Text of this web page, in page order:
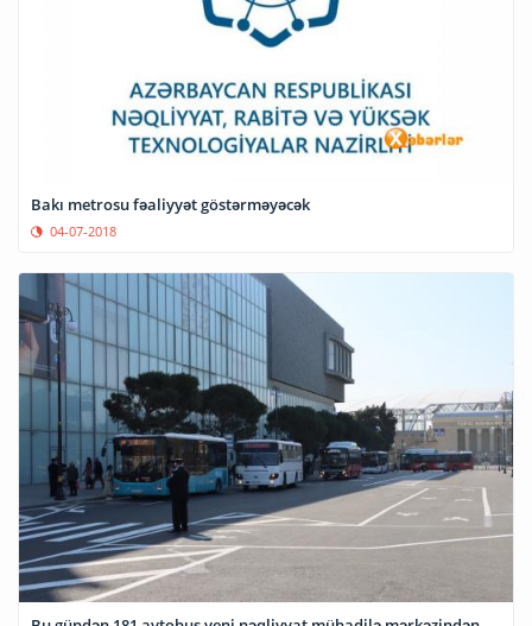
Bakı metrosu fəaliyyət göstərməyəcək
04-07-2018